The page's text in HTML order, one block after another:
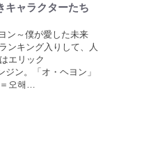
キャラクターたち
ン～僕が愛した未来
ンキング入りして、人
エリック
ジン。「オ・ヘヨン」
오해…